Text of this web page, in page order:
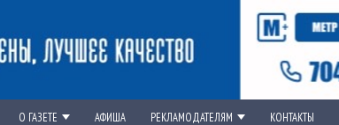
О ГАЗЕТЕ АФИША РЕКЛАМОДАТЕЛЯМ КОНТАКТЫ